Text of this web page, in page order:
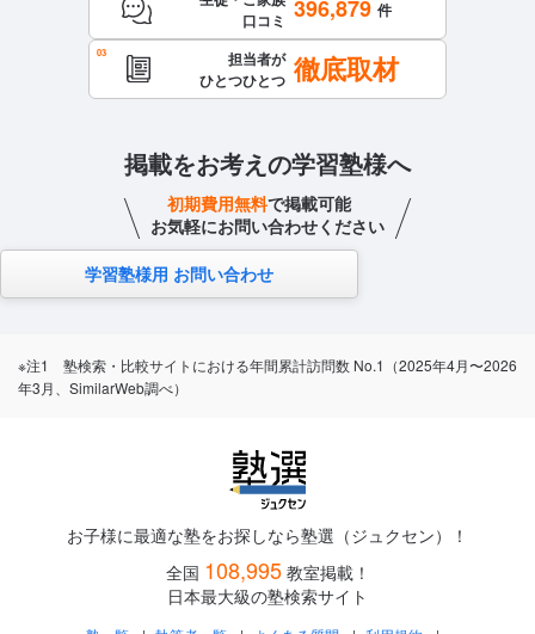
口コミ 396,879 件
担当者が
ひとつひとつ 徹底取材
掲載をお考えの学習塾様へ
初期費用無料で掲載可能
お気軽にお問い合わせください
学習塾様用 お問い合わせ
※注1 塾検索・比較サイトにおける年間累計訪問数 No.1（2025年4月〜2026
年3月、SimilarWeb調べ）
お子様に最適な塾をお探しなら塾選（ジュクセン）！
全国 108,995 教室掲載！
日本最大級の塾検索サイト